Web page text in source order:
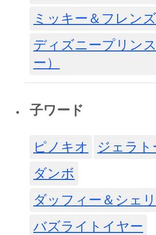
ミッキー＆フレンズ
ディズニープリン
ー）
子ワード
ピノキオ
ジェラト
ダンボ
ダッフィー＆シェ
バズライトイヤー